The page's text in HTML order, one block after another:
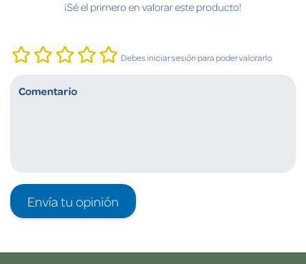
¡Sé el primero en valorar este producto!
Debes iniciar sesión para poder valorarlo
Envía tu opinión